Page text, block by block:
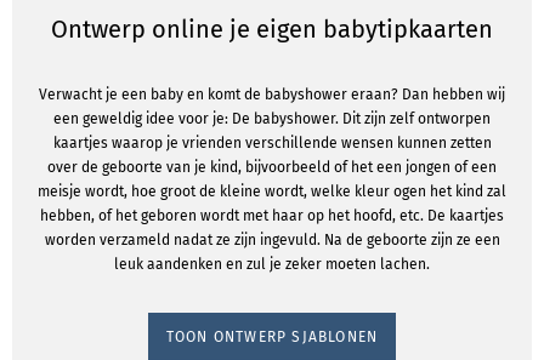
Ontwerp online je eigen babytipkaarten
Verwacht je een baby en komt de babyshower eraan? Dan hebben wij
een geweldig idee voor je: De babyshower. Dit zijn zelf ontworpen
kaartjes waarop je vrienden verschillende wensen kunnen zetten
over de geboorte van je kind, bijvoorbeeld of het een jongen of een
meisje wordt, hoe groot de kleine wordt, welke kleur ogen het kind zal
hebben, of het geboren wordt met haar op het hoofd, etc. De kaartjes
worden verzameld nadat ze zijn ingevuld. Na de geboorte zijn ze een
leuk aandenken en zul je zeker moeten lachen.
TOON ONTWERP SJABLONEN